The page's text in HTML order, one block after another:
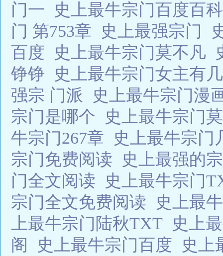
门一
史上最牛宗门百度百
门 第753章
史上最强宗门
百度
史上最牛宗门莫不凡
铮铮
史上最牛宗门女主有
强宗 门派
史上最牛宗门漫
宗门是哪个
史上最牛宗门
牛宗门267章
史上最牛宗
宗门免费阅读
史上最强的
门全文阅读
史上最牛宗门
宗门全文免费阅读
史上最
上最牛宗门陆秋TXT
史上
阁
史上最牛宗门百度
史